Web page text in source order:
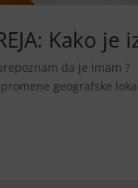
Kako je
da je imam
geografske